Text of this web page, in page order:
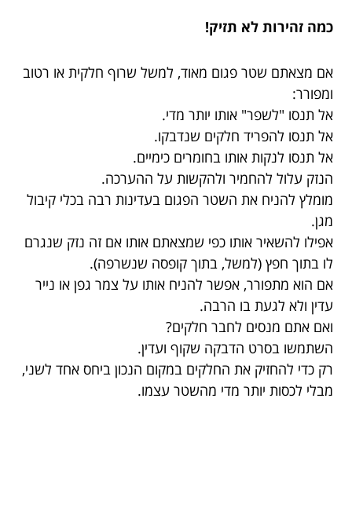
כמה זהירות לא תזיק!
אם מצאתם שטר פגום מאוד, למשל שרוף חלקית או רטוב
ומפורר:
אל תנסו "לשפר" אותו יותר מדי.
אל תנסו להפריד חלקים שנדבקו.
אל תנסו לנקות אותו בחומרים כימיים.
הנזק עלול להחמיר ולהקשות על ההערכה.
מומלץ להניח את השטר הפגום בעדינות רבה בכלי קיבול
מגן.
אפילו להשאיר אותו כפי שמצאתם אותו אם זה נזק שנגרם
לו בתוך חפץ (למשל, בתוך קופסה שנשרפה).
אם הוא מתפורר, אפשר להניח אותו על צמר גפן או נייר
עדין ולא לגעת בו הרבה.
ואם אתם מנסים לחבר חלקים?
השתמשו בסרט הדבקה שקוף ועדין.
רק כדי להחזיק את החלקים במקום הנכון ביחס אחד לשני,
מבלי לכסות יותר מדי מהשטר עצמו.